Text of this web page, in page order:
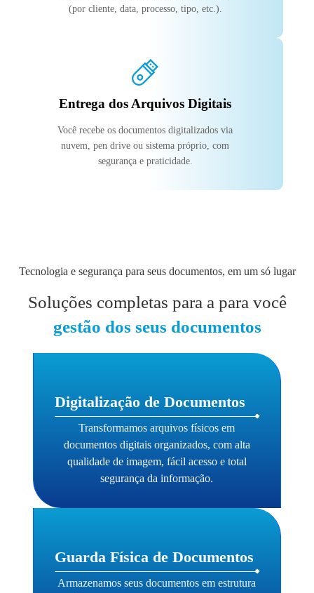
(por cliente, data, processo, tipo, etc.).
Entrega dos Arquivos Digitais
Você recebe os documentos digitalizados via
nuvem, pen drive ou sistema próprio, com
segurança e praticidade.
Tecnologia e segurança para seus documentos, em um só lugar
Soluções completas para a para você
gestão dos seus documentos
Digitalização de Documentos
Transformamos arquivos físicos em
documentos digitais organizados, com alta
qualidade de imagem, fácil acesso e total
segurança da informação.
Guarda Física de Documentos
Armazenamos seus documentos em estrutura